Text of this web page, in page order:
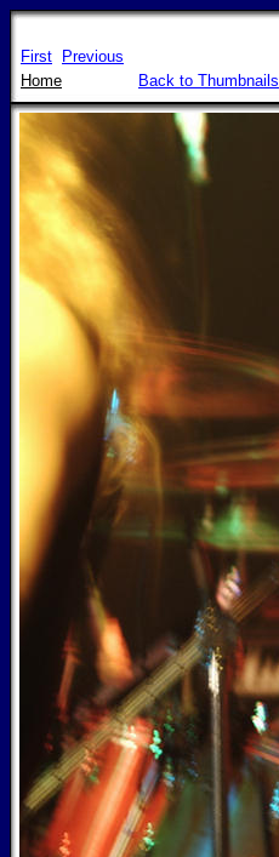
First Previous
Home
Back to Thumbnails